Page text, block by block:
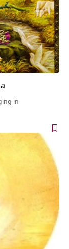
in